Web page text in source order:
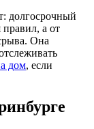
долгосрочный
правил, а от
Она
дом, если